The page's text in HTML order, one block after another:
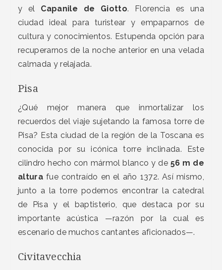
y el Capanile de Giotto. Florencia es una
ciudad ideal para turistear y empaparnos de
cultura y conocimientos. Estupenda opción para
recuperarnos de la noche anterior en una velada
calmada y relajada.
Pisa
¿Qué mejor manera que inmortalizar los
recuerdos del viaje sujetando la famosa torre de
Pisa? Esta ciudad de la región de la Toscana es
conocida por su icónica torre inclinada. Este
cilindro hecho con mármol blanco y de 56 m de
alturafue contraído en el año 1372. Así mismo,
junto a la torre podemos encontrar la catedral
de Pisa y el baptisterio, que destaca por su
importante acústica —razón por la cual es
escenario de muchos cantantes aficionados—.
Civitavecchia